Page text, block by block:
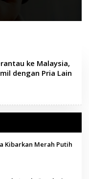
ke Malaysia,
dengan Pria Lain
Kibarkan Merah Putih